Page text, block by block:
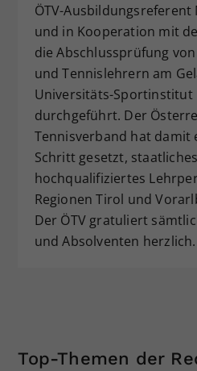
ÖTV-Ausbildungsreferent
und in Kooperation mit
die Abschlussprüfung
und Tennislehrern am
Universitäts-Sportinstitut
durchgeführt. Der
Tennisverband hat damit
Schritt gesetzt,
hochqualifiziertes
Regionen Tirol und
Der ÖTV gratuliert
und Absolventen herzlich.
Top-Themen der
Zweck
Dieser Wert
Einstellungen.
zufällig
historische
vorgenommen
Webseiten-